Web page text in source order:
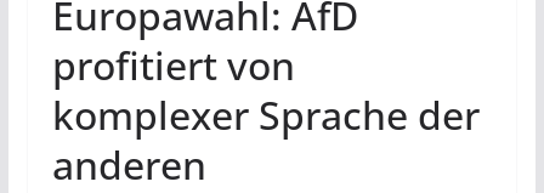
Europawahl: AfD
profitiert von
komplexer Sprache der
anderen